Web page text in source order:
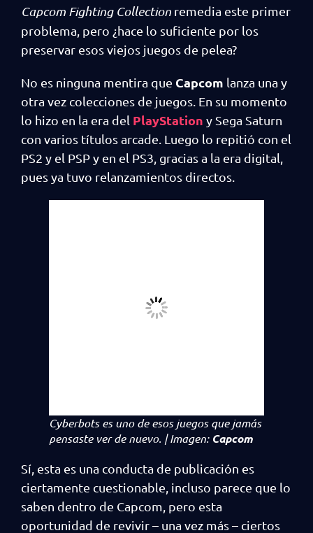
Capcom Fighting Collection remedia este primer
problema, pero ¿hace lo suficiente por los
preservar esos viejos juegos de pelea?
No es ninguna mentira que Capcom lanza una y
otra vez colecciones de juegos. En su momento
lo hizo en la era del PlayStation y Sega Saturn
con varios títulos arcade. Luego lo repitió con el
PS2 y el PSP y en el PS3, gracias a la era digital,
pues ya tuvo relanzamientos directos.
Cyberbotses uno de esos juegos que jamás
pensaste ver de nuevo. | Imagen: Capcom
Sí, esta es una conducta de publicación es
ciertamente cuestionable, incluso parece que lo
saben dentro de Capcom, pero esta
oportunidad de revivir – una vez más – ciertos